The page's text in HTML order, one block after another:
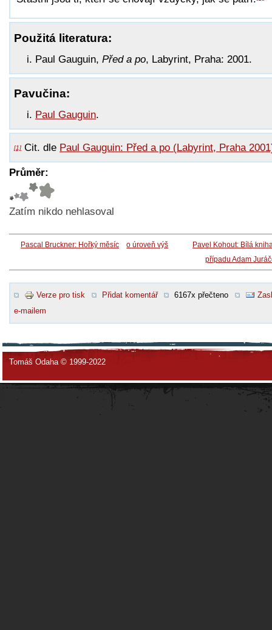
Použitá literatura:
Paul Gauguin, Před a po, Labyrint, Praha: 2001.
Pavučina:
Paul Gauguin.
[1] Cit. dle Paul Gauguin: Před a po (Labyrint, Praha
Průměr:
Zatím nikdo nehlasoval
Pascal Bruckner: Hořký měsíc o úroveň výš
Pavel Kohout: Bílá
případu Adam
Verze pro tisk Přidat komentář 6167x přečteno
e-mailem
Tomáš Odaha © 1999-2022